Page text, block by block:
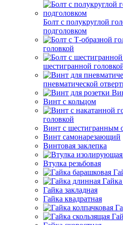
Болт с полукруглой
подголовком
головкой
шестигранной
пневматической
Винт с кольцом
головкой
Винт с шестигранным
Винт самонарезающий
Винтовая заклепка
Втулка резьбовая
Гайка закладная
Гайка квадратная